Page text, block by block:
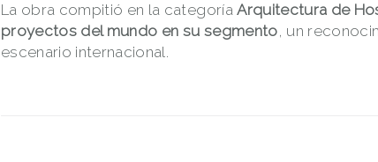
La obra compitió en la categoríaArquitectura de
proyectos del mundo en su segmento , un
escenario internacional.